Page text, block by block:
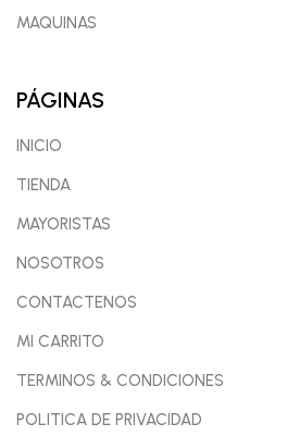
MAQUINAS
PÁGINAS
INICIO
TIENDA
MAYORISTAS
NOSOTROS
CONTACTENOS
MI CARRITO
TERMINOS & CONDICIONES
POLITICA DE PRIVACIDAD